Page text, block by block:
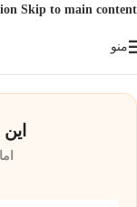
Skip to main content
منو